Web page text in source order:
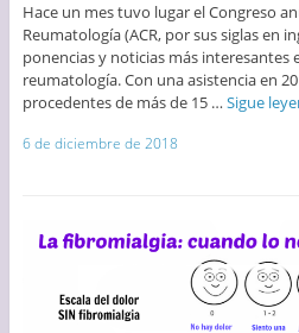
Hace un mes tuvo lugar el Congreso
Reumatología (ACR, por sus siglas en
ponencias y noticias más interesantes
reumatología. Con una asistencia en
procedentes de más de 15 … Sigue
6 de diciembre de 2018